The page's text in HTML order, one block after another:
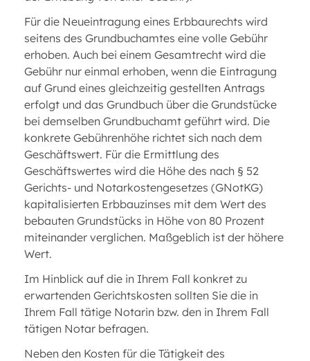
Für die Neueintragung eines Erbbaurechts wird
seitens des Grundbuchamtes eine volle Gebühr
erhoben. Auch bei einem Gesamtrecht wird die
Gebühr nur einmal erhoben, wenn die Eintragung
auf Grund eines gleichzeitig gestellten Antrags
erfolgt und das Grundbuch über die Grundstücke
bei demselben Grundbuchamt geführt wird. Die
konkrete Gebührenhöhe richtet sich nach dem
Geschäftswert. Für die Ermittlung des
Geschäftswertes wird die Höhe des nach § 52
Gerichts- und Notarkostengesetzes (GNotKG)
kapitalisierten Erbbauzinses mit dem Wert des
bebauten Grundstücks in Höhe von 80 Prozent
miteinander verglichen. Maßgeblich ist der höhere
Wert.
Im Hinblick auf die in Ihrem Fall konkret zu
erwartenden Gerichtskosten sollten Sie die in
Ihrem Fall tätige Notarin bzw. den in Ihrem Fall
tätigen Notar befragen.
Neben den Kosten für die Tätigkeit des